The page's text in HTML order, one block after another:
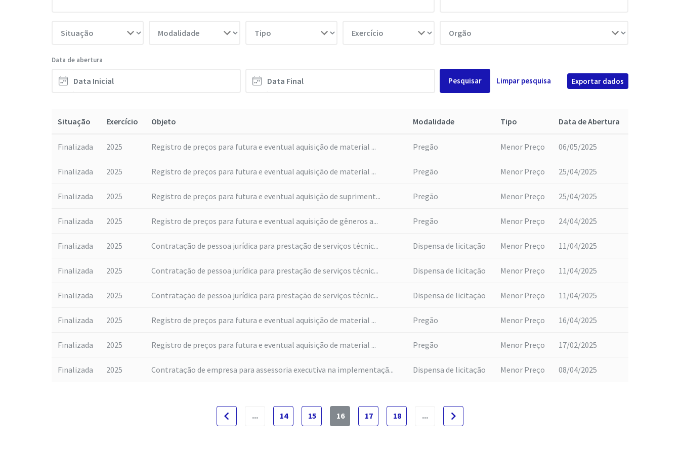
Data de abertura
Pesquisar Limpar pesquisa Exportar dados
Situação Exercício Objeto Modalidade Tipo Data de Abertura
Finalizada 2025 Registro de preços para futura e eventual aquisição de material ... Pregão Menor Preço 06/05/2025
Finalizada 2025 Registro de preços para futura e eventual aquisição de material ... Pregão Menor Preço 25/04/2025
Finalizada 2025 Registro de preços para futura e eventual aquisição de supriment... Pregão Menor Preço 25/04/2025
Finalizada 2025 Registro de preços para futura e eventual aquisição de gêneros a... Pregão Menor Preço 24/04/2025
Finalizada 2025 Contratação de pessoa jurídica para prestação de serviços técnic... Dispensa de licitação Menor Preço 11/04/2025
Finalizada 2025 Contratação de pessoa jurídica para prestação de serviços técnic... Dispensa de licitação Menor Preço 11/04/2025
Finalizada 2025 Contratação de pessoa jurídica para prestação de serviços técnic... Dispensa de licitação Menor Preço 11/04/2025
Finalizada 2025 Registro de preços para futura e eventual aquisição de material ... Pregão Menor Preço 16/04/2025
Finalizada 2025 Registro de preços para futura e eventual aquisição de material ... Pregão Menor Preço 17/02/2025
Finalizada 2025 Contratação de empresa para assessoria executiva na implementaçã... Dispensa de licitação Menor Preço 08/04/2025
navigate_before ... 14 15 16 17 18 ... navigate_next